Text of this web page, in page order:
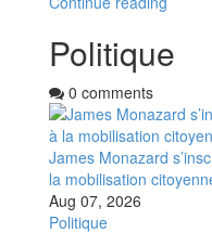
Politique
0 comments
James Monazard
la mobilisation
Aug 07, 2026
Politique